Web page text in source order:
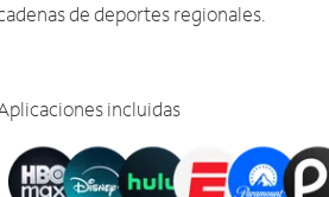
de deportes regionales.
incluidas